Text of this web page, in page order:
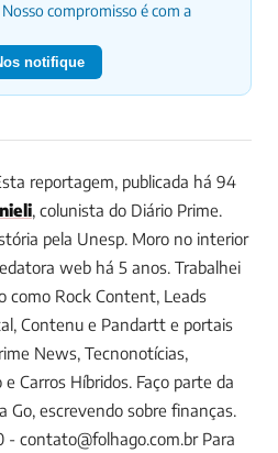
compromisso é com a
notifique
reportagem, publicada há 94
, colunista do Diário Prime.
pela Unesp. Moro no interior
web há 5 anos. Trabalhei
como Rock Content, Leads
Contenu e Pandartt e portais
News, Tecnonotícias,
Carros Híbridos. Faço parte da
Go, escrevendo sobre finanças.
- contato@folhago.com.brPara